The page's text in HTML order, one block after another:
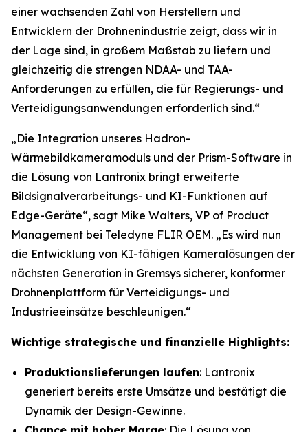
einer wachsenden Zahl von Herstellern und
Entwicklern der Drohnenindustrie zeigt, dass wir in
der Lage sind, in großem Maßstab zu liefern und
gleichzeitig die strengen NDAA- und TAA-
Anforderungen zu erfüllen, die für Regierungs- und
Verteidigungsanwendungen erforderlich sind.“
„Die Integration unseres Hadron-
Wärmebildkameramoduls und der Prism-Software in
die Lösung von Lantronix bringt erweiterte
Bildsignalverarbeitungs- und KI-Funktionen auf
Edge-Geräte“, sagt Mike Walters, VP of Product
Management bei Teledyne FLIR OEM. „Es wird nun
die Entwicklung von KI-fähigen Kameralösungen der
nächsten Generation in Gremsys sicherer, konformer
Drohnenplattform für Verteidigungs- und
Industrieeinsätze beschleunigen.“
Wichtige strategische und finanzielle Highlights:
Produktionslieferungen laufen: Lantronix
generiert bereits erste Umsätze und bestätigt die
Dynamik der Design-Gewinne.